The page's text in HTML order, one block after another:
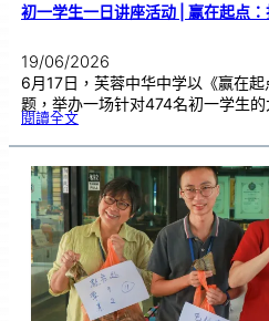
初一学生一日讲座活动 | 赢在起点：
19/06/2026
6月17日，芙蓉中华中学以《赢在
题，举办一场针对474名初一学生
閱讀全文:初
生
日
讲
座
活
动
赢
在
起
点
：
打
造
属
于
你
的
未
来
！